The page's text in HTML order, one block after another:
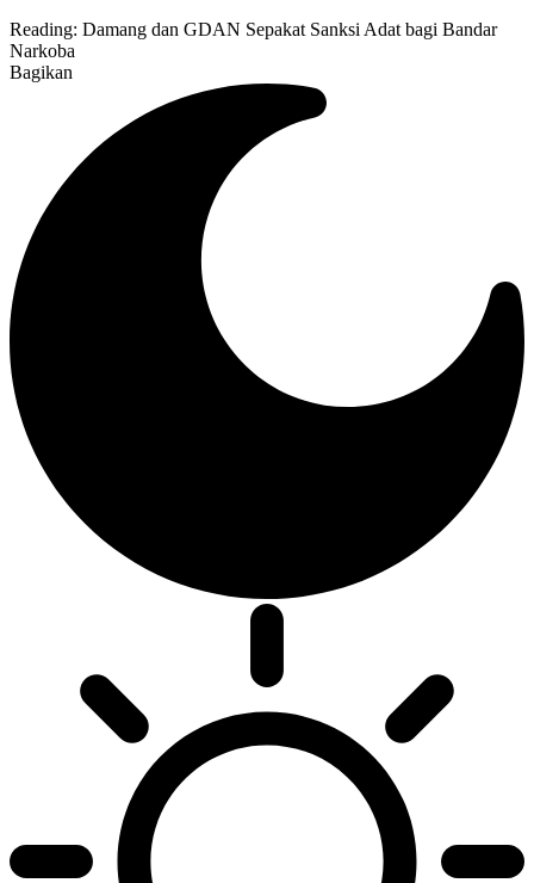
Reading: Damang dan GDAN Sepakat Sanksi Adat bagi Bandar
Narkoba
Bagikan